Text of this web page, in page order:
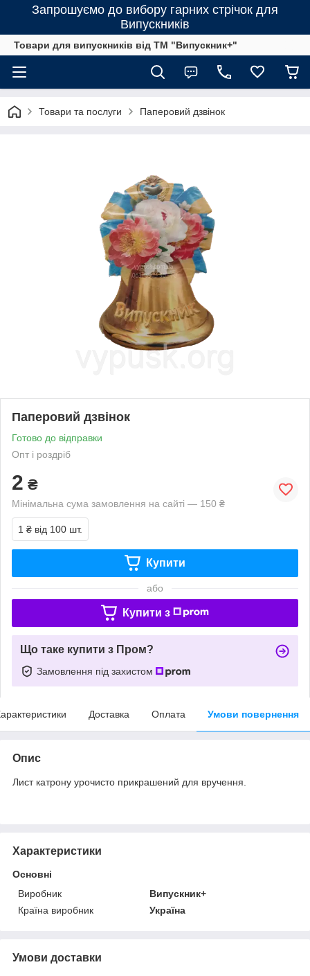
Запрошуємо до вибору гарних стрічок для
Випускників
Товари для випускників від ТМ "Випускник+"
Товари та послуги Паперовий дзвінок
Паперовий дзвінок
Готово до відправки
Опт і роздріб
2 ₴
Мінімальна сума замовлення на сайті — 150 ₴
1 ₴ від 100 шт.
Купити
або
Купити з
Що таке купити з Пром?
Замовлення під захистом
Доставка Оплата Умови повернення
Опис
Лист катрону урочисто прикрашений для вручення.
Характеристики
Основні
Виробник
Випускник+
Країна виробник
Україна
Умови доставки